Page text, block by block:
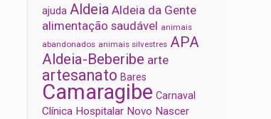
ajuda Aldeia Aldeia da Gente
alimentação saudável animais
abandonados animais silvestres APA
Aldeia-Beberibe arte
artesanato Bares
Camaragibe Carnaval
Clínica Hospitalar Novo Nascer